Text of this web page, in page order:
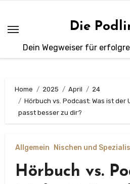
springen
Die
Dein Wegweiser für
Home 2025 April
24
Hörbuch vs. Podcast: Was ist der
passt besser zu dir?
Allgemein Nischen und
Hörbuch vs.